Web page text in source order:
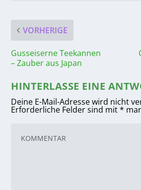
VORHERIGE
Gusseiserne Teekannen
– Zauber aus Japan
HINTERLASSE EINE
Deine E-Mail-Adresse wird nicht
Erforderliche Felder sind mit*